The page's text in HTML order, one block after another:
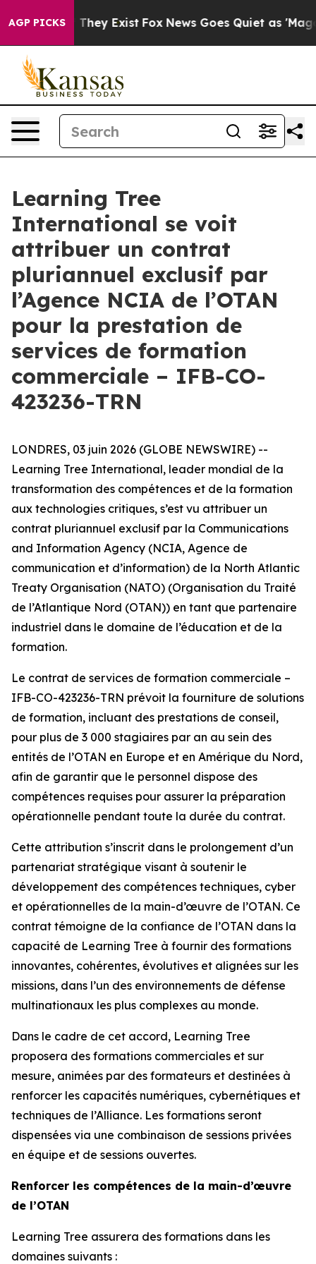
AGP PICKS
Proof They Exist Fox News Goes Quiet as 'Maga
Learning Tree
International se voit
attribuer un contrat
pluriannuel exclusif par
l’Agence NCIA de l’OTAN
pour la prestation de
services de formation
commerciale – IFB-CO-
423236-TRN
LONDRES, 03 juin 2026 (GLOBE NEWSWIRE) --
Learning Tree International, leader mondial de la
transformation des compétences et de la formation
aux technologies critiques, s’est vu attribuer un
contrat pluriannuel exclusif par la Communications
and Information Agency (NCIA, Agence de
communication et d’information) de la North Atlantic
Treaty Organisation (NATO) (Organisation du Traité
de l’Atlantique Nord (OTAN)) en tant que partenaire
industriel dans le domaine de l’éducation et de la
formation.
Le contrat de services de formation commerciale –
IFB-CO-423236-TRN prévoit la fourniture de solutions
de formation, incluant des prestations de conseil,
pour plus de 3 000 stagiaires par an au sein des
entités de l’OTAN en Europe et en Amérique du Nord,
afin de garantir que le personnel dispose des
compétences requises pour assurer la préparation
opérationnelle pendant toute la durée du contrat.
Cette attribution s’inscrit dans le prolongement d’un
partenariat stratégique visant à soutenir le
développement des compétences techniques, cyber
et opérationnelles de la main-d’œuvre de l’OTAN. Ce
contrat témoigne de la confiance de l’OTAN dans la
capacité de Learning Tree à fournir des formations
innovantes, cohérentes, évolutives et alignées sur les
missions, dans l’un des environnements de défense
multinationaux les plus complexes au monde.
Dans le cadre de cet accord, Learning Tree
proposera des formations commerciales et sur
mesure, animées par des formateurs et destinées à
renforcer les capacités numériques, cybernétiques et
techniques de l’Alliance. Les formations seront
dispensées via une combinaison de sessions privées
en équipe et de sessions ouvertes.
Renforcer les compétences de la main-d’œuvre
de l’OTAN
Learning Tree assurera des formations dans les
domaines suivants :